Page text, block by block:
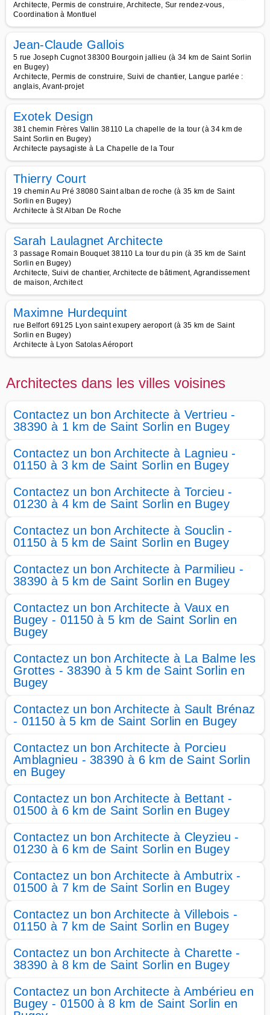
Architecte, Permis de construire, Architecte, Sur rendez-vous,
Coordination à Montluel
Jean-Claude Gallois
5 rue Joseph Cugnot 38300 Bourgoin jallieu (à 34 km de Saint Sorlin
en Bugey)
Architecte, Permis de construire, Suivi de chantier, Langue parlée :
anglais, Avant-projet
Exotek Design
381 chemin Frères Vallin 38110 La chapelle de la tour (à 34 km de
Saint Sorlin en Bugey)
Architecte paysagiste à La Chapelle de la Tour
Thierry Court
19 chemin Au Pré 38080 Saint alban de roche (à 35 km de Saint
Sorlin en Bugey)
Architecte à St Alban De Roche
Sarah Laulagnet Architecte
3 passage Romain Bouquet 38110 La tour du pin (à 35 km de Saint
Sorlin en Bugey)
Architecte, Suivi de chantier, Architecte de bâtiment, Agrandissement
de maison, Architect
Maximne Hurdequint
rue Belfort 69125 Lyon saint exupery aeroport (à 35 km de Saint
Sorlin en Bugey)
Architecte à Lyon Satolas Aéroport
Architectes dans les villes voisines
Contactez un bon Architecte à Vertrieu -
38390 à 1 km de Saint Sorlin en Bugey
Contactez un bon Architecte à Lagnieu -
01150 à 3 km de Saint Sorlin en Bugey
Contactez un bon Architecte à Torcieu -
01230 à 4 km de Saint Sorlin en Bugey
Contactez un bon Architecte à Souclin -
01150 à 5 km de Saint Sorlin en Bugey
Contactez un bon Architecte à Parmilieu -
38390 à 5 km de Saint Sorlin en Bugey
Contactez un bon Architecte à Vaux en
Bugey - 01150 à 5 km de Saint Sorlin en
Bugey
Contactez un bon Architecte à La Balme les
Grottes - 38390 à 5 km de Saint Sorlin en
Bugey
Contactez un bon Architecte à Sault Brénaz
- 01150 à 5 km de Saint Sorlin en Bugey
Contactez un bon Architecte à Porcieu
Amblagnieu - 38390 à 6 km de Saint Sorlin
en Bugey
Contactez un bon Architecte à Bettant -
01500 à 6 km de Saint Sorlin en Bugey
Contactez un bon Architecte à Cleyzieu -
01230 à 6 km de Saint Sorlin en Bugey
Contactez un bon Architecte à Ambutrix -
01500 à 7 km de Saint Sorlin en Bugey
Contactez un bon Architecte à Villebois -
01150 à 7 km de Saint Sorlin en Bugey
Contactez un bon Architecte à Charette -
38390 à 8 km de Saint Sorlin en Bugey
Contactez un bon Architecte à Ambérieu en
Bugey - 01500 à 8 km de Saint Sorlin en